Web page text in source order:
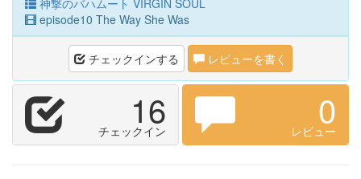
神撃のバハムート VIRGIN SOUL
episode10 The Way She Was
チェックインする レビューを書く
16
チェックイン 0
レビュー